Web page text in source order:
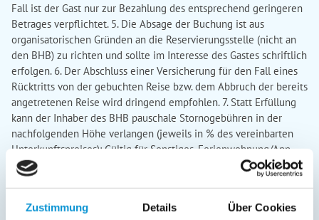
Zustimmung Details Über Cookies
Fall ist der Gast nur zur Bezahlung des entsprechend geringeren
Betrages verpflichtet. 5. Die Absage der Buchung ist aus
organisatorischen Gründen an die Reservierungsstelle (nicht an
den BHB) zu richten und sollte im Interesse des Gastes schriftlich
erfolgen. 6. Der Abschluss einer Versicherung für den Fall eines
Rücktritts von der gebuchten Reise bzw. dem Abbruch der bereits
angetretenen Reise wird dringend empfohlen. 7. Statt Erfüllung
kann der Inhaber des BHB pauschale Stornogebühren in der
nachfolgenden Höhe verlangen (jeweils in % des vereinbarten
Unterkunftspreises): Gültig für Sonstiges, Ferienwohnung/App.,
Ferienhaus, Bungalow: - bis zum 45. Tag vor Anreise 15 % - bis
zum 31. Tag vor Anreise 25 % - bis zum 21. Tag vor Anreise 50 % -
Grundsatz von 90 %.
§ 6 Obliegenheiten des Gastes1. Der Gast